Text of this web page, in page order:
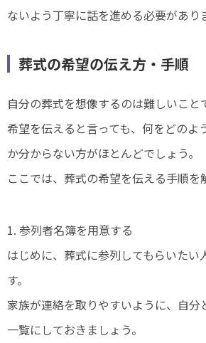
ないよう丁寧に話を進める必要があり
葬式の希望の伝え方・手順
自分の葬式を想像するのは難しいこと
希望を伝えると言っても、何をどのよ
か分からない方がほとんどでしょう。
ここでは、葬式の希望を伝える手順を
1. 参列者名簿を用意する
はじめに、葬式に参列してもらいたい
す。
家族が連絡を取りやすいように、自分
一覧にしておきましょう。